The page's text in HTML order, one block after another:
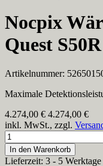
Nocpix
Quest
Artikelnummer:
Maximale
4.274,00 € 4.274,00 €
inkl. MwSt., zzgl.
In den Warenkorb
Lieferzeit: 3 - 5 Werktage